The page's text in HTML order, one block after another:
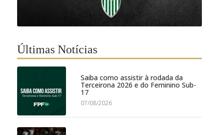
Últimas Notícias
Saiba como assistir à rodada da
Terceirona 2026 e do Feminino Sub-
17
07/08/2026